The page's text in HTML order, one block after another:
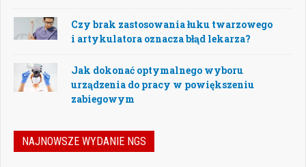
Czy brak zastosowania łuku twarzowego
i artykulatora oznacza błąd lekarza?
Jak dokonać optymalnego wyboru
urządzenia do pracy w powiększeniu
zabiegowym
NAJNOWSZE WYDANIE NGS